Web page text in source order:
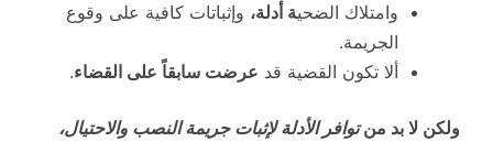
وامتلاك الضحية أدلة، وإثباتات كافية على وقوع
الجريمة.
ألا تكون القضية قد عرضت سابقاً على القضاء.
ولكن لا بد منتوافر الأدلة لإثبات جريمة النصب والاحتيال،